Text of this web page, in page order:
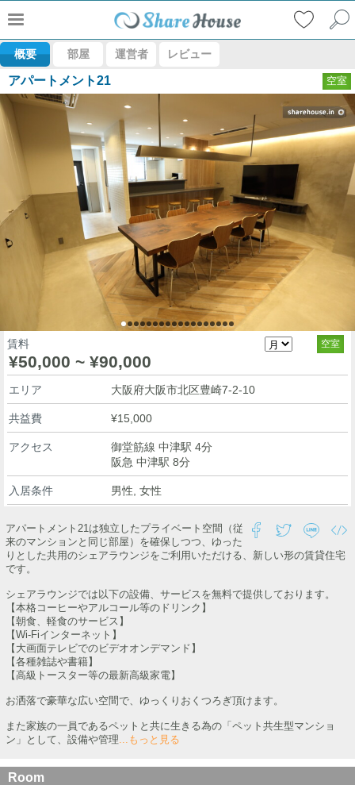
概要 部屋 運営者 レビュー
アパートメント21 空室
賃料
¥50,000 ~ ¥90,000
空室
エリア 大阪府大阪市北区豊崎7-2-10
共益費 ¥15,000
アクセス
御堂筋線 中津駅 4分
阪急 中津駅 8分
入居条件 男性, 女性
アパートメント21は独立したプライベート空間（従
来のマンションと同じ部屋）を確保しつつ、ゆった
りとした共用のシェアラウンジをご利用いただける、新しい形の賃貸住宅
です。
シェアラウンジでは以下の設備、サービスを無料で提供しております。
【本格コーヒーやアルコール等のドリンク】
【朝食、軽食のサービス】
【Wi-Fiインターネット】
【大画面テレビでのビデオオンデマンド】
【各種雑誌や書籍】
【高級トースター等の最新高級家電】
お洒落で豪華な広い空間で、ゆっくりおくつろぎ頂けます。
また家族の一員であるペットと共に生きる為の「ペット共生型マンショ
ン」として、設備や管理 ...もっと見る
Room